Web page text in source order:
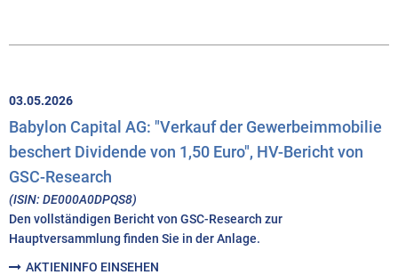
03.05.2026
Babylon Capital AG: "Verkauf der Gewerbeimmobilie
beschert Dividende von 1,50 Euro", HV-Bericht von
GSC-Research
(ISIN: DE000A0DPQS8)
Den vollständigen Bericht von GSC-Research zur
Hauptversammlung finden Sie in der Anlage.
AKTIENINFO EINSEHEN